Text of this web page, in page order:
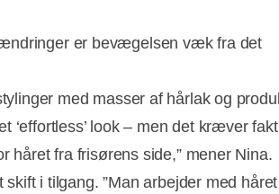
er bevægelsen væk fra det
med masser af hårlak og
‘effortless’ look – men det kræver
håret fra frisørens side,” mener Nina.
i tilgang. ”Man arbejder med